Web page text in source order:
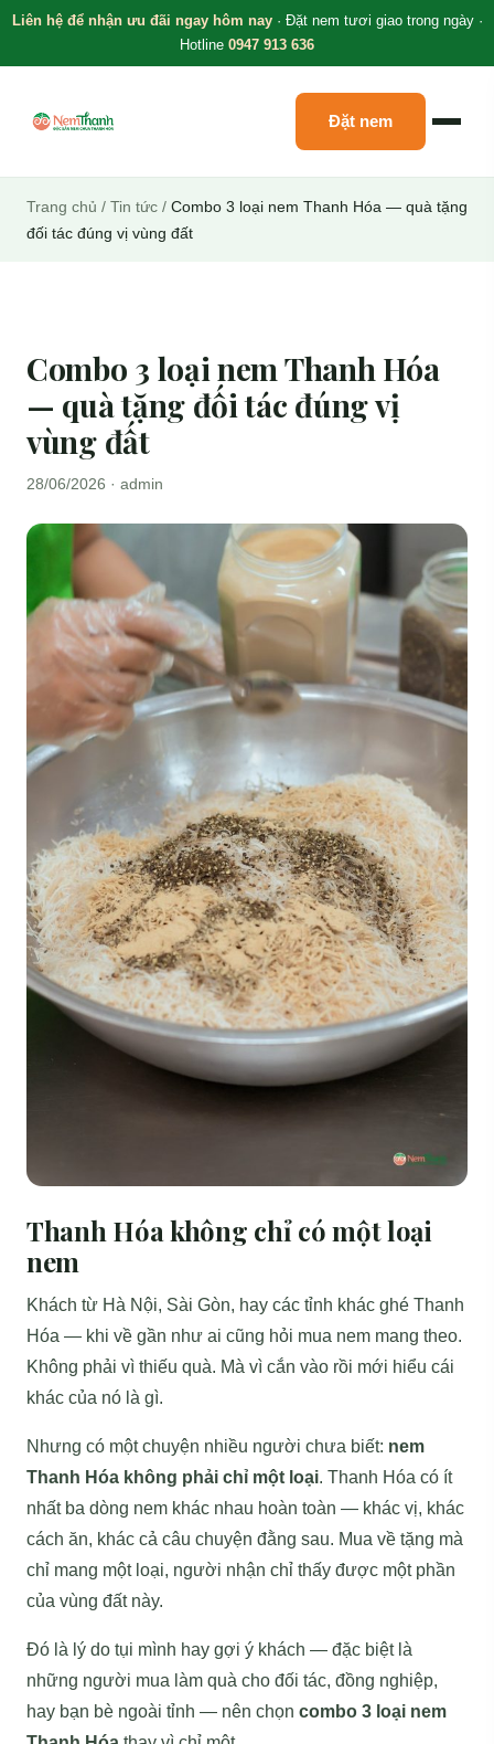
Liên hệ để nhận ưu đãi ngay hôm nay· Đặt nem tươi giao trong ngày ·
Hotline 0947 913 636
Đặt nem
Trang chủ / Tin tức / Combo 3 loại nem Thanh Hóa — quà tặng
đối tác đúng vị vùng đất
Combo 3 loại nem Thanh Hóa
— quà tặng đối tác đúng vị
vùng đất
28/06/2026 · admin
Thanh Hóa không chỉ có một loại
nem
Khách từ Hà Nội, Sài Gòn, hay các tỉnh khác ghé Thanh
Hóa — khi về gần như ai cũng hỏi mua nem mang theo.
Không phải vì thiếu quà. Mà vì cắn vào rồi mới hiểu cái
khác của nó là gì.
Nhưng có một chuyện nhiều người chưa biết: nem
Thanh Hóa không phải chỉ một loại. Thanh Hóa có ít
nhất ba dòng nem khác nhau hoàn toàn — khác vị, khác
cách ăn, khác cả câu chuyện đằng sau. Mua về tặng mà
chỉ mang một loại, người nhận chỉ thấy được một phần
của vùng đất này.
Đó là lý do tụi mình hay gợi ý khách — đặc biệt là
những người mua làm quà cho đối tác, đồng nghiệp,
hay bạn bè ngoài tỉnh — nên chọn combo 3 loại nem